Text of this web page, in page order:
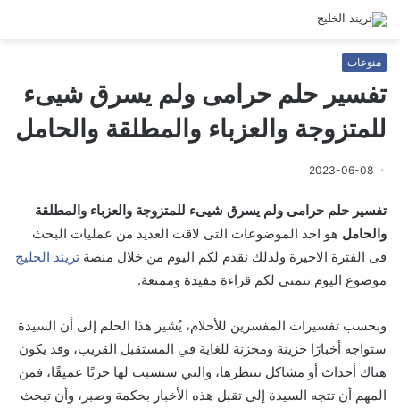
منوعات
تفسير حلم حرامى ولم يسرق شيىء
للمتزوجة والعزباء والمطلقة والحامل
2023-06-08
تفسير حلم حرامى ولم يسرق شيىء للمتزوجة والعزباء والمطلقة
والحامل هو احد الموضوعات التى لاقت العديد من عمليات البحث
فى الفترة الاخيرة ولذلك نقدم لكم اليوم من خلال منصة تريند الخليج
موضوع اليوم نتمنى لكم قراءة مفيدة وممتعة.
وبحسب تفسيرات المفسرين للأحلام، يُشير هذا الحلم إلى أن السيدة
ستواجه أخبارًا حزينة ومحزنة للغاية في المستقبل القريب، وقد يكون
هناك أحداث أو مشاكل تنتظرها، والتي ستسبب لها حزنًا عميقًا، فمن
المهم أن تتجه السيدة إلى تقبل هذه الأخبار بحكمة وصبر، وأن تبحث